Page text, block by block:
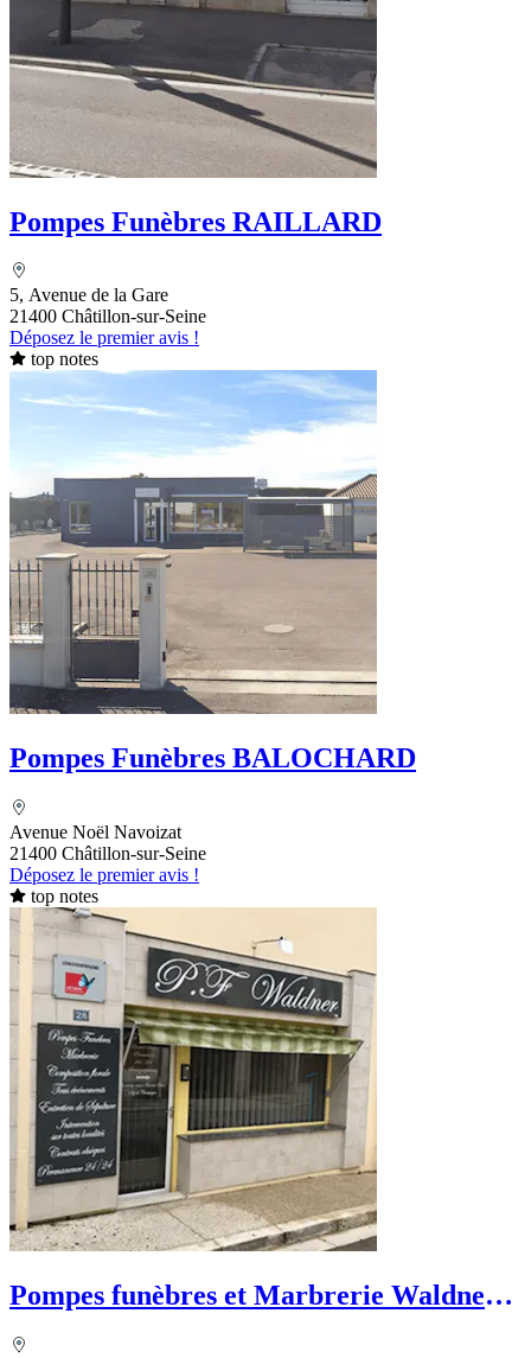
Pompes Funèbres RAILLARD
5, Avenue de la Gare
21400 Châtillon-sur-Seine
Déposez le premier avis !
top notes
Pompes Funèbres BALOCHARD
Avenue Noël Navoizat
21400 Châtillon-sur-Seine
Déposez le premier avis !
top notes
Pompes funèbres et Marbrerie Waldner -